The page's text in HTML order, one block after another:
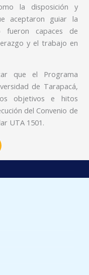
la disposición y
aceptaron guiar la
fueron capaces de
y el trabajo en
que el Programa
de Tarapacá,
objetivos e hitos
del Convenio de
UTA 1501.